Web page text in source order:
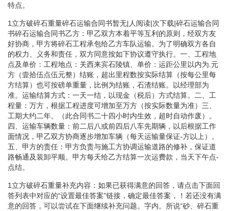
特点。
1立方破碎石重量碎石运输合同书暂无|人阅读|次下载|碎石运输合同
书碎石运输合同书乙方：甲乙双方本着平等互利的原则，经双方友
好协商，甲方将碎石工程承包给乙方车队运输。为了明确双方各自
的权力、义务和责任，双方同意按如下协议遵守执行。一、工程地
点及单价：工程地点：关西来宾石陵镇、单价：运距公里以内为.元
方（壹拾伍点伍元整）结账，超出里程数按实际结算（按每公里每
方结算）也可按磅单重量，比例为结账，石渣结账。以经理部为
准。运输结算方式：一天一结，以现金（税后）方式结算。二、工
程量：万方，根据工程进度可增加至万方（按实际数量为准）三、
工期大约二年。（此合同书二十四小时内生效，超时自动作废）。
四、运输车辆数量：前二后八或前四后八车先期辆，以后根据工作
面情况，甲乙双方协商逐步增加车辆（每天运输量保证-方以上）。
五、甲方的责任：甲方负责与施工方协调运输道路的修补，保证道
路畅通及装卸平顺。甲方每天给乙方结算一次运费款，当天下午点-
点结。
1立方破碎石重量补充内容：如果已获得满意的回答，请点击下面回
答列表中对应的“设置最佳答案”链接，确定最佳答案，！若还没有满
意的回答，可以尝试在下面继续补充问题。字内。所说“砂、碎石重